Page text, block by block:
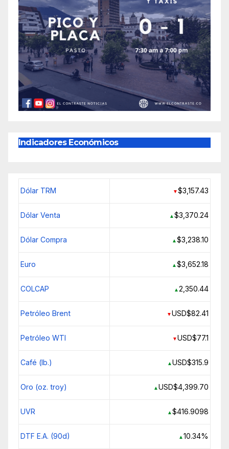
Indicadores Económicos
Dólar TRM ▼$3,157.43
Dólar Venta ▲$3,370.24
Dólar Compra ▲$3,238.10
Euro ▲$3,652.18
COLCAP ▲2,350.44
Petróleo Brent ▼USD$82.41
Petróleo WTI ▼USD$77.1
Café (lb.) ▲USD$315.9
Oro (oz. troy) ▲USD$4,399.70
UVR ▲$416.9098
DTF E.A. (90d) ▲10.34%